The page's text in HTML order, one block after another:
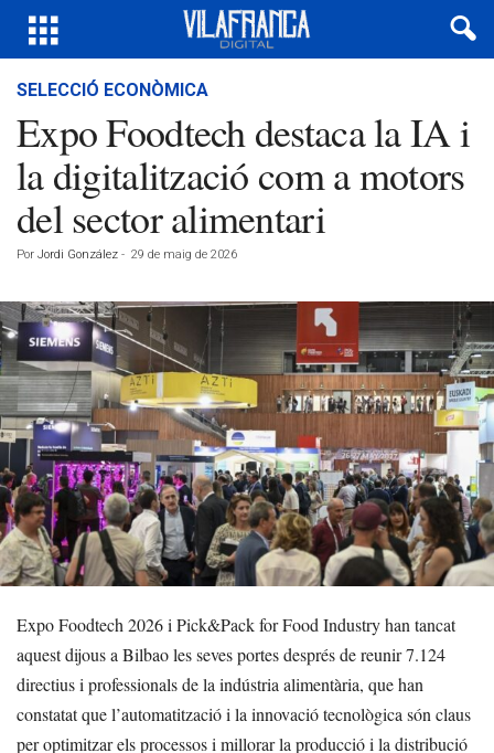
SELECCIÓ ECONÒMICA
Expo Foodtech destaca la IA i
la digitalització com a motors
del sector alimentari
Por Jordi González - 29 de maig de 2026
Expo Foodtech 2026 i Pick&Pack for Food Industry han tancat
aquest dijous a Bilbao les seves portes després de reunir 7.124
directius i professionals de la indústria alimentària, que han
constatat que l’automatització i la innovació tecnològica són claus
per optimitzar els processos i millorar la producció i la distribució